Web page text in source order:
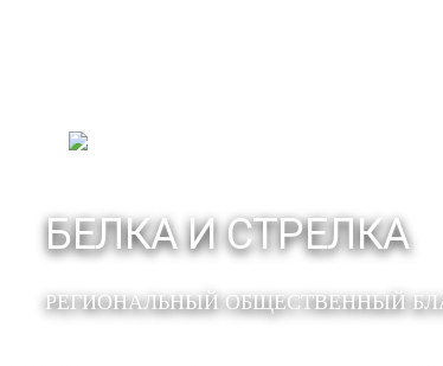
БЕЛКА И СТРЕЛКА
РЕГИОНАЛЬНЫЙ ОБЩЕСТВЕННЫЙ